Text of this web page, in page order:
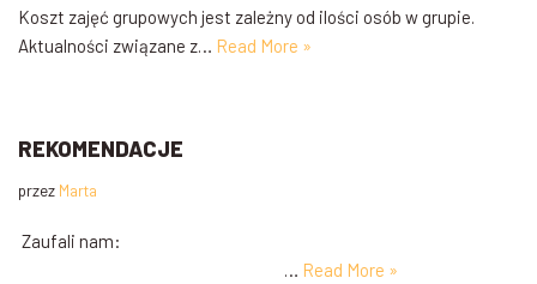
Koszt zajęć grupowych jest zależny od ilości osób w grupie.
Aktualności związane z… Read More »
REKOMENDACJE
przez Marta
Zaufali nam:
… Read More »